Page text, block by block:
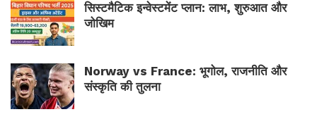
सिस्टमैटिक इन्वेस्टमेंट प्लान: लाभ, शुरुआत और
जोखिम
Norway vs France: भूगोल, राजनीति और
संस्कृति की तुलना